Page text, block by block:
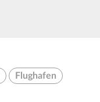
Flughafen